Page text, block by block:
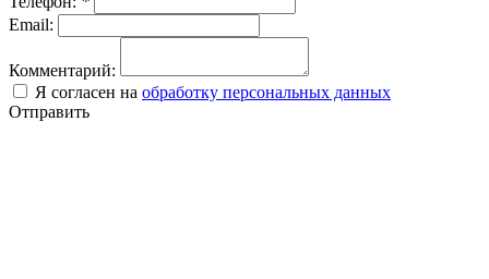
Email:
Комментарий:
Я согласен на обработку персональных данных
Отправить